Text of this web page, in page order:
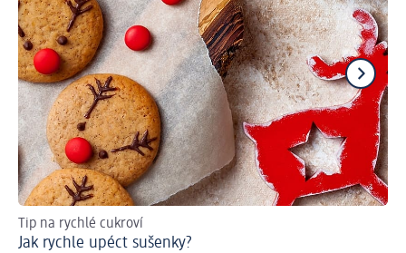
Tip na rychlé cukroví
Jak rychle upéct sušenky?